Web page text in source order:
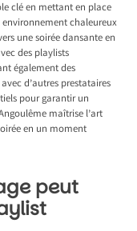
clé en mettant en place
chaleureux
une soirée dansante en
des playlists
également des
d’autres prestataires
pour garantir un
maîtrise l’art
en un moment
peut